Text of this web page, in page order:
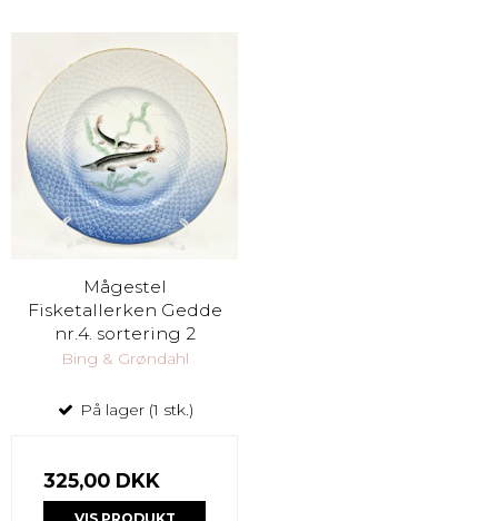
Mågestel
Fisketallerken Gedde
nr.4. sortering 2
Bing & Grøndahl
På lager (1 stk.)
325,00 DKK